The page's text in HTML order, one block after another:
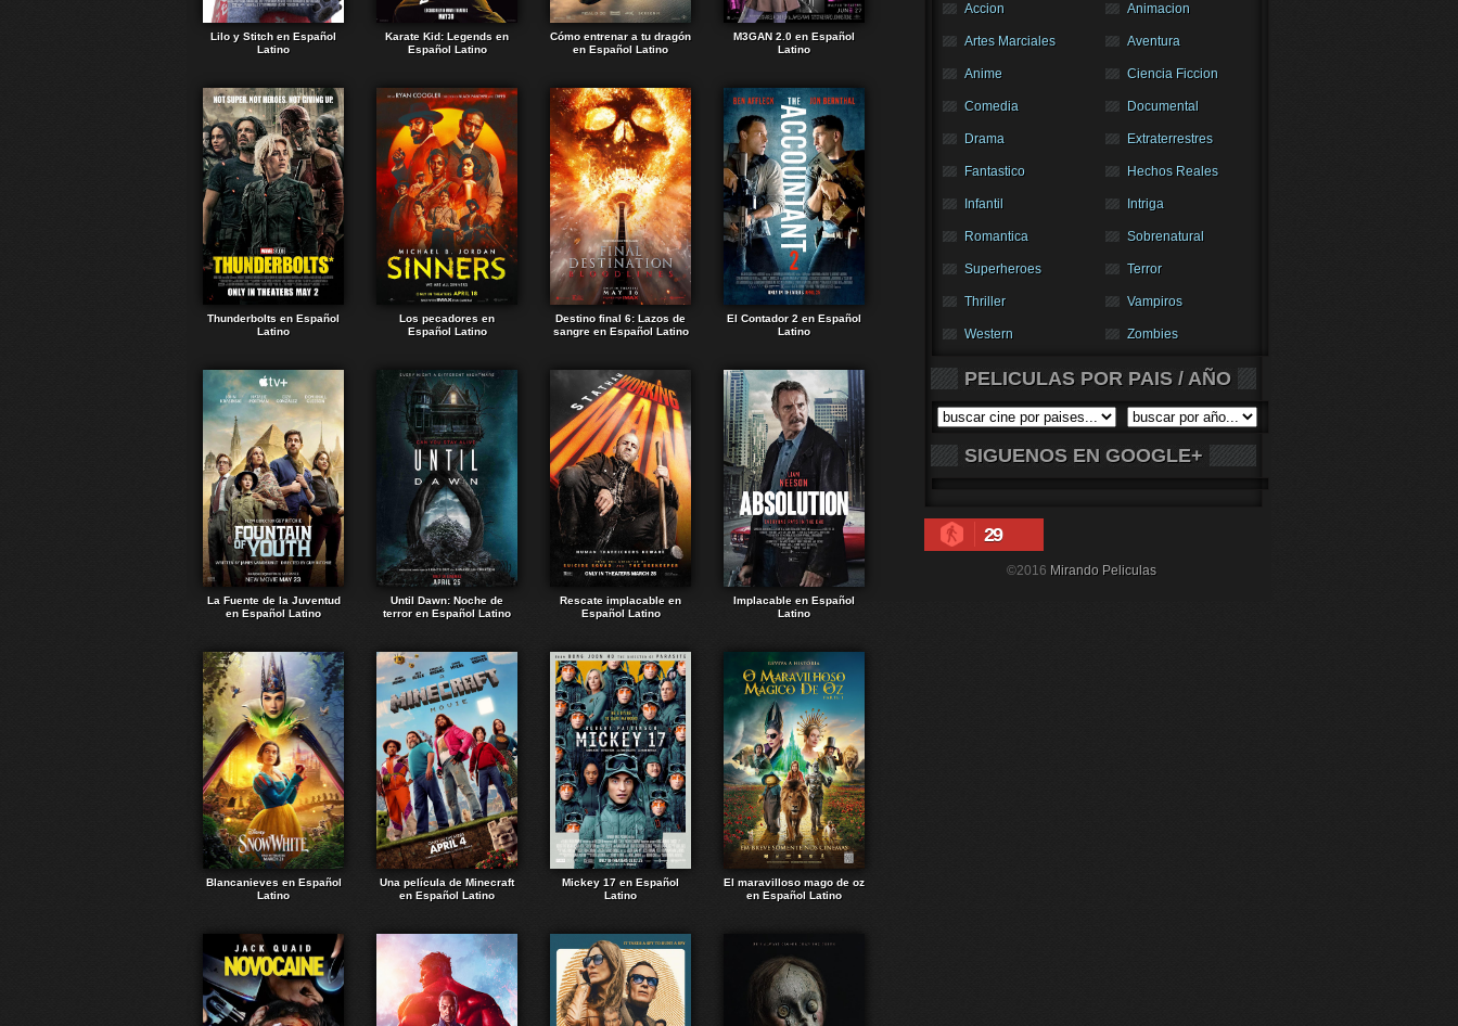
Lilo y Stitch en Español
Latino
Karate Kid: Legends en
Español Latino
Cómo entrenar a tu dragón
en Español Latino
M3GAN 2.0 en Español
Latino
Thunderbolts en Español
Latino
Los pecadores en
Español Latino
Destino final 6: Lazos de
sangre en Español Latino
El Contador 2 en Español
Latino
La Fuente de la Juventud
en Español Latino
Until Dawn: Noche de
terror en Español Latino
Rescate implacable en
Español Latino
Implacable en Español
Latino
Blancanieves en Español
Latino
Una película de Minecraft
en Español Latino
Mickey 17 en Español
Latino
El maravilloso mago de oz
en Español Latino
Accion Animacion
Artes Marciales Aventura
Anime Ciencia Ficcion
Comedia Documental
Drama Extraterrestres
Fantastico Hechos Reales
Infantil Intriga
Romantica Sobrenatural
Superheroes Terror
Thriller Vampiros
Western Zombies
PELICULAS POR PAIS / AÑO
SIGUENOS EN GOOGLE+
29
©2016 Mirando Peliculas